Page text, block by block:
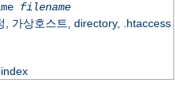
filename
, 가상호스트, directory, .htaccess